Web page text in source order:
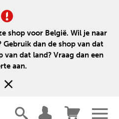
shop voor België. Wil je naar
Gebruik dan de shop van dat
van dat land? Vraag dan een
aan.